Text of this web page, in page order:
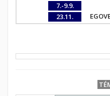
7.-9.9.
23.11.